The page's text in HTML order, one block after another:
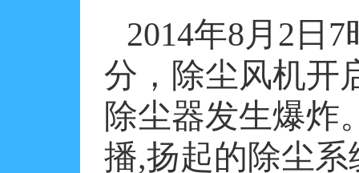
2014年8月 2 日 7
分，除尘风机开
除尘器发生爆炸
播,扬起的除尘